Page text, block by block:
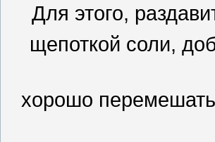
Для этого,
щепоткой соли,
хорошо